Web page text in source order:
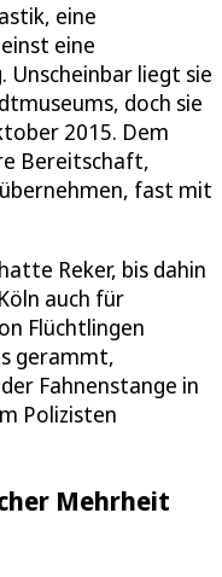
eine
eine
liegt sie
doch sie
2015. Dem
Bereitschaft,
fast mit
Reker, bis dahin
auch für
Flüchtlingen
gerammt,
Fahnenstange in
Polizisten
Mehrheit